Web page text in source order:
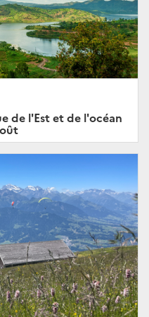
de l'Est et de l'océan